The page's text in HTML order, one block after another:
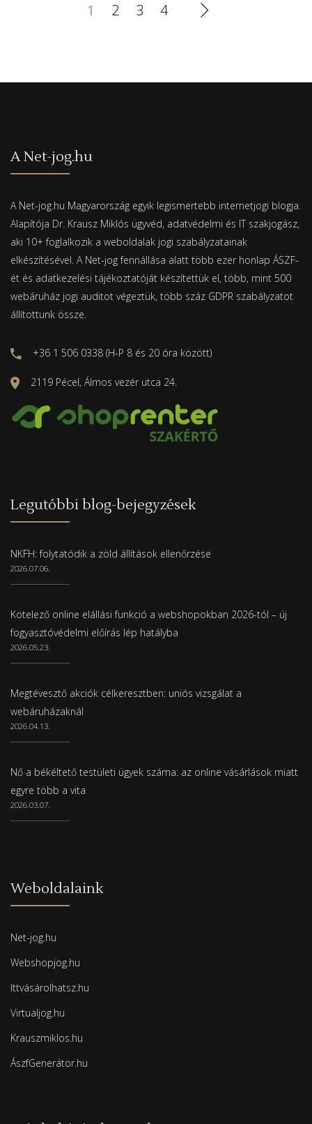
1 2 3 4
A Net-jog.hu
A Net-jog.hu Magyarország egyik legismertebb internetjogi blogja.
Alapítója Dr. Krausz Miklós ügyvéd, adatvédelmi és IT szakjogász,
aki 10+ foglalkozik a weboldalak jogi szabályzatainak
elkészítésével. A Net-jog fennállása alatt több ezer honlap ÁSZF-
ét és adatkezelési tájékoztatóját készítettük el, több, mint 500
webáruház jogi auditot végeztük, több száz GDPR szabályzatot
állítottunk össze.
+36 1 506 0338 (H-P 8 és 20 óra között)
2119 Pécel, Álmos vezér utca 24.
Legutóbbi blog-bejegyzések
NKFH: folytatódik a zöld állítások ellenőrzése
2026.07.06.
Kötelező online elállási funkció a webshopokban 2026-tól – új
fogyasztóvédelmi előírás lép hatályba
2026.05.23.
Megtévesztő akciók célkeresztben: uniós vizsgálat a
webáruházaknál
2026.04.13.
Nő a békéltető testületi ügyek száma: az online vásárlások miatt
egyre több a vita
2026.03.07.
Weboldalaink
Net-jog.hu
Webshopjog.hu
Ittvásárolhatsz.hu
Virtualjog.hu
Krauszmiklos.hu
ÁszfGenerátor.hu